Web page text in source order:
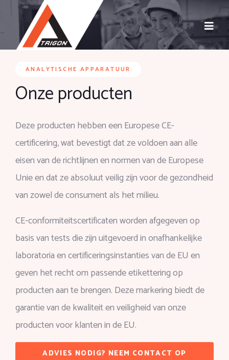
ANALYTISCHE APPARATUUR
Onze producten
Deze producten hebben een Europese CE-
certificering, wat bevestigt dat ze voldoen aan alle
eisen van de richtlijnen en normen van de Europese
Unie en dat ze absoluut veilig zijn voor de gezondheid
van zowel de consument als het milieu.
CE-conformiteitscertificaten worden afgegeven op
basis van tests die zijn uitgevoerd in onafhankelijke
laboratoria en certificeringsinstanties van de EU en
geven het recht om passende etikettering op
producten aan te brengen. Deze markering biedt de
garantie van de kwaliteit en veiligheid van onze
producten voor klanten in de EU.
ADVIES NODIG? NEEM CONTACT OP